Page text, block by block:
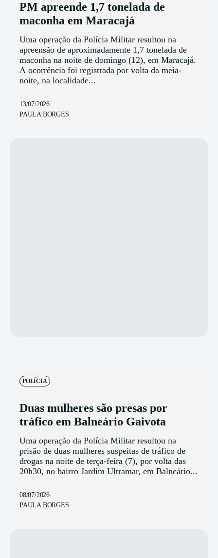
PM apreende 1,7 tonelada de
maconha em Maracajá
Uma operação da Polícia Militar resultou na
apreensão de aproximadamente 1,7 tonelada de
maconha na noite de domingo (12), em Maracajá.
A ocorrência foi registrada por volta da meia-
noite, na localidade...
13/07/2026
PAULA BORGES
POLÍCIA
Duas mulheres são presas por
tráfico em Balneário Gaivota
Uma operação da Polícia Militar resultou na
prisão de duas mulheres suspeitas de tráfico de
drogas na noite de terça-feira (7), por volta das
20h30, no bairro Jardim Ultramar, em Balneário...
08/07/2026
PAULA BORGES